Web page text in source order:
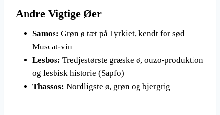
Andre Vigtige Øer
Samos: Grøn ø tæt på Tyrkiet, kendt for sød
Muscat-vin
Lesbos: Tredjestørste græske ø, ouzo-produktion
og lesbisk historie (Sapfo)
Thassos: Nordligste ø, grøn og bjergrig